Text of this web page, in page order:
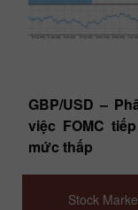
GBP/USD –
việc FOMC
mức thấp
Stock